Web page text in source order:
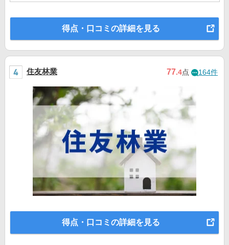
得点・口コミの詳細を見る
住友林業 77.4点 164件
得点・口コミの詳細を見る